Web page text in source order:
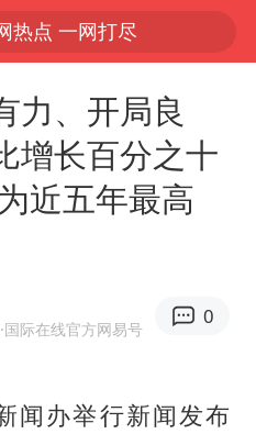
热点 一网打尽
力、开局良
增长百分之十
近五年最高
·国际在线官方网易号
0
闻办举行新闻发布